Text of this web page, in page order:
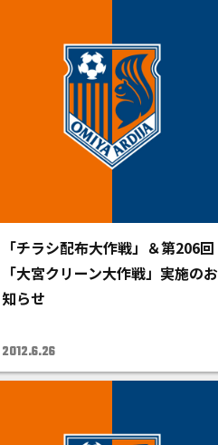
「チラシ配布大作戦」＆第206回
「大宮クリーン大作戦」実施のお
知らせ
2012.6.26